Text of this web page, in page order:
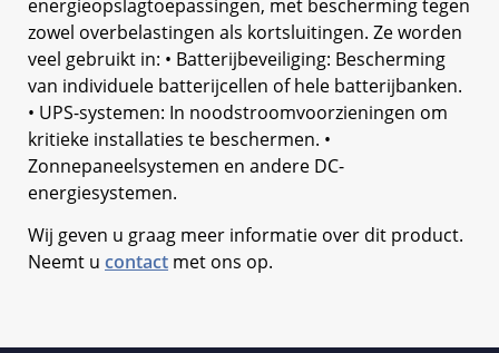
energieopslagtoepassingen, met bescherming tegen
zowel overbelastingen als kortsluitingen. Ze worden
veel gebruikt in: • Batterijbeveiliging: Bescherming
van individuele batterijcellen of hele batterijbanken.
• UPS-systemen: In noodstroomvoorzieningen om
kritieke installaties te beschermen. •
Zonnepaneelsystemen en andere DC-
energiesystemen.
Wij geven u graag meer informatie over dit product.
Neemt u contact met ons op.